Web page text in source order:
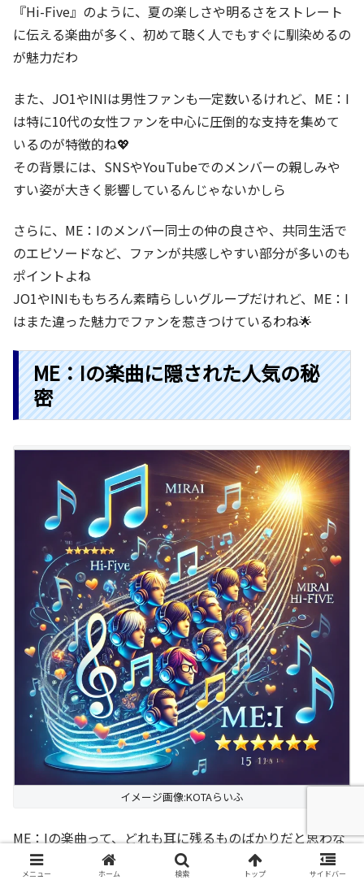
『Hi-Five』のように、夏の楽しさや明るさをストレート
に伝える楽曲が多く、初めて聴く人でもすぐに馴染めるの
が魅力だわ
また、JO1やINIは男性ファンも一定数いるけれど、ME：I
は特に10代の女性ファンを中心に圧倒的な支持を集めて
いるのが特徴的ね💖
その背景には、SNSやYouTubeでのメンバーの親しみや
すい姿が大きく影響しているんじゃないかしら
さらに、ME：Iのメンバー同士の仲の良さや、共同生活で
のエピソードなど、ファンが共感しやすい部分が多いのも
ポイントよね
JO1やINIももちろん素晴らしいグループだけれど、ME：I
はまた違った魅力でファンを惹きつけているわね🌟
ME：Iの楽曲に隠された人気の秘
密
イメージ画像:KOTAらいふ
ME：Iの楽曲って、どれも耳に残るものばかりだと思わな
い？🎶
メニュー ホーム 検索 トップ サイドバー